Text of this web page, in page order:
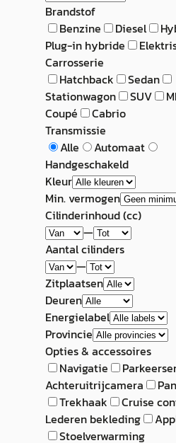
Brandstof
Benzine
Diesel
Plug-in hybride
Carrosserie
Hatchback
Sedan
Stationwagon
SUV
Coupé
Cabrio
Transmissie
Alle
Automaat
Handgeschakeld
Kleur
Min. vermogen
Cilinderinhoud (cc)
—
Aantal cilinders
—
Zitplaatsen
Deuren
Energielabel
Provincie
Opties & accessoires
Navigatie
Achteruitrijcamera
Trekhaak
Cruise
Lederen bekleding
Stoelverwarming